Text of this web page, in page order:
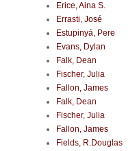
Erice, Aina S.
Errasti, José
Estupinyá, Pere
Evans, Dylan
Falk, Dean
Fischer, Julia
Fallon, James
Falk, Dean
Fischer, Julia
Fallon, James
Fields, R.Douglas